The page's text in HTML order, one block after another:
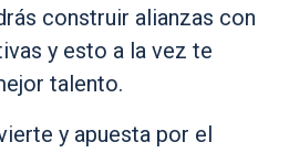
construir alianzas con
y esto a la vez te
talento.
y apuesta por el